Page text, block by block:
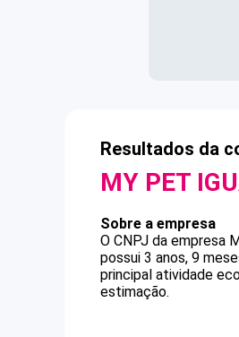
Resultados da
MY PET
Sobre a empresa
O CNPJ da empresa
possui 3 anos, 9
principal atividade
estimação.